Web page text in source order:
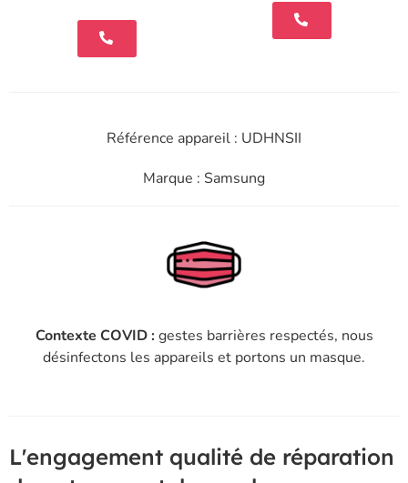
Référence appareil : UDHNSII
Marque : Samsung
Contexte COVID :gestes barrières respectés, nous
désinfectons les appareils et portons un masque.
L'engagement qualité de réparation